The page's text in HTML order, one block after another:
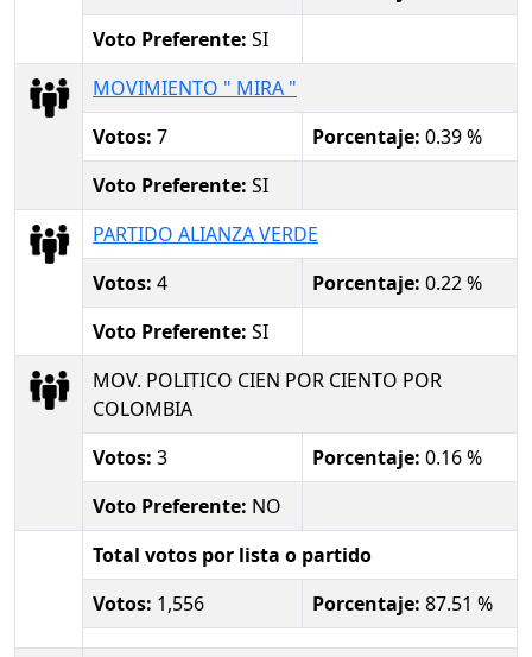
Voto Preferente: SI
MOVIMIENTO " MIRA "
Votos: 7 Porcentaje: 0.39 %
Voto Preferente: SI
PARTIDO ALIANZA VERDE
Votos: 4 Porcentaje: 0.22 %
Voto Preferente: SI
MOV. POLITICO CIEN POR CIENTO POR
COLOMBIA
Votos: 3 Porcentaje: 0.16 %
Voto Preferente: NO
Total votos por lista o partido
Votos: 1,556 Porcentaje: 87.51 %